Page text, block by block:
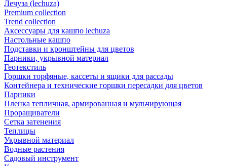
Лечуза (lechuza)
Premium collection
Trend collection
Аксессуары для кашпо lechuza
Настольные кашпо
Подставки и кронштейны для цветов
Парники, укрывной материал
Геотекстиль
Горшки торфяные, кассеты и ящики для рассады
Контейнера и технические горшки пересадки для цветов
Парники
Пленка тепличная, армированная и мульчирующая
Проращиватели
Сетка затенения
Теплицы
Укрывной материал
Водные растения
Садовый инструмент